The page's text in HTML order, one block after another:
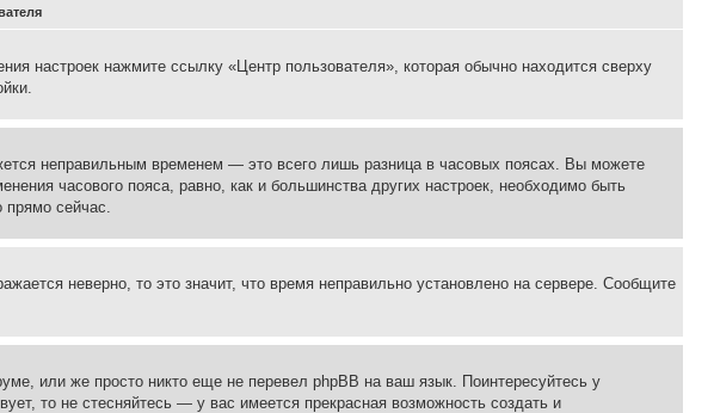
настроек нажмите ссылку «Центр пользователя», которая обычно находится сверху
неправильным временем — это всего лишь разница в часовых поясах. Вы можете
часового пояса, равно, как и большинства других настроек, необходимо быть
прямо сейчас.
неверно, то это значит, что время неправильно установлено на сервере. Сообщите
или же просто никто еще не перевел phpBB на ваш язык. Поинтересуйтесь у
то не стесняйтесь — у вас имеется прекрасная возможность создать и